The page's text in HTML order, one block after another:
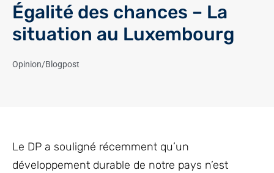
Égalité des chances – La
situation au Luxembourg
Opinion/Blogpost
Le DP a souligné récemment qu’un
développement durable de notre pays n’est